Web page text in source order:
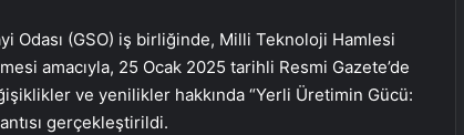
Odası (GSO) iş birliğinde, Milli Teknoloji Hamlesi
amacıyla, 25 Ocak 2025 tarihli Resmi Gazete’de
ve yenilikler hakkında “Yerli Üretimin Gücü:
gerçekleştirildi.